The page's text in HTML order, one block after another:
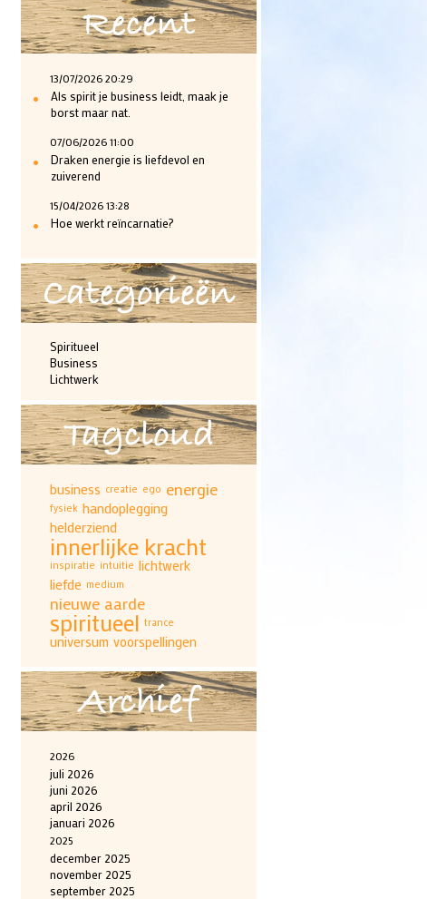
Recent
13/07/2026 20:29
•
Als spirit je business leidt, maak je
borst maar nat.
07/06/2026 11:00
•
Draken energie is liefdevol en
zuiverend
15/04/2026 13:28
• Hoe werkt reïncarnatie?
Categorieën
Spiritueel
Business
Lichtwerk
Tagcloud
business creatie ego energie
fysiek handoplegging
helderziend
innerlijke kracht
inspiratie intuitie lichtwerk
liefde medium
nieuwe aarde
spiritueel trance
universum voorspellingen
Archief
2026
juli 2026
juni 2026
april 2026
januari 2026
2025
december 2025
november 2025
september 2025